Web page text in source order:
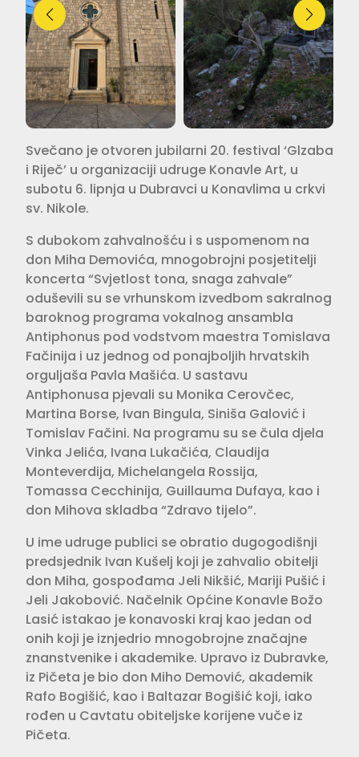
Svečano je otvoren jubilarni 20. festival ‘Glzaba
i Riječ’ u organizaciji udruge Konavle Art, u
subotu 6. lipnja u Dubravci u Konavlima u crkvi
sv. Nikole.
S dubokom zahvalnošću i s uspomenom na
don Miha Demovića, mnogobrojni posjetitelji
koncerta “Svjetlost tona, snaga zahvale”
oduševili su se vrhunskom izvedbom sakralnog
baroknog programa vokalnog ansambla
Antiphonus pod vodstvom maestra Tomislava
Fačinija i uz jednog od ponajboljih hrvatskih
orguljaša Pavla Mašića. U sastavu
Antiphonusa pjevali su Monika Cerovčec,
Martina Borse, Ivan Bingula, Siniša Galović i
Tomislav Fačini. Na programu su se čula djela
Vinka Jelića, Ivana Lukačića, Claudija
Monteverdija, Michelangela Rossija,
Tomassa Cecchinija, Guillauma Dufaya, kao i
don Mihova skladba “Zdravo tijelo”.
U ime udruge publici se obratio dugogodišnji
predsjednik Ivan Kušelj koji je zahvalio obitelji
don Miha, gospođama Jeli Nikšić, Mariji Pušić i
Jeli Jakobović. Načelnik Općine Konavle Božo
Lasić istakao je konavoski kraj kao jedan od
onih koji je iznjedrio mnogobrojne značajne
znanstvenike i akademike. Upravo iz Dubravke,
iz Pičeta je bio don Miho Demović, akademik
Rafo Bogišić, kao i Baltazar Bogišić koji, iako
rođen u Cavtatu obiteljske korijene vuče iz
Pičeta.